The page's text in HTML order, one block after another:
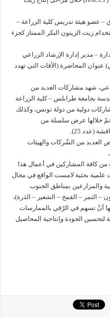
– عضو هيئة تدريس كلية الزراعة –
زيت الزيتون البكر الممتاز كجزء
– مدير إدارة الإرشاد الزراعي
عنوان المحاضرة (الأفات التي تهدد
شهد مشاركات العديد من
بجامعة طرابلس – كلية الزراعة
دولية من دولة تونس، وكذلك
تمّ خلالها عرض سلسلة من
(عدد 25).
العديد من الشّركات والهيئات
كافة المشاركين في أعمال هذا
بحثية لامست الواقع في مجال
والمزارعين بمناطق الجنوب
– التمر – القمح – الشعير – الذرة)،
أنْ تسهم في الرّقي بالممارسات
لتحسين الجودة وإنتاجية المحاصيل